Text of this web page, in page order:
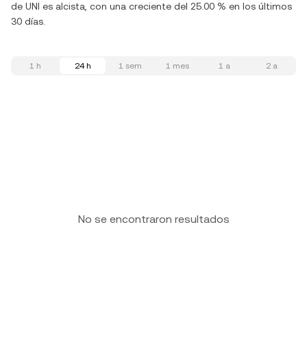
de UNI es alcista, con una creciente del 25.00 % en los últimos
30 días.
1 h 24 h 1 sem 1 mes 1 a 2 a
No se encontraron resultados